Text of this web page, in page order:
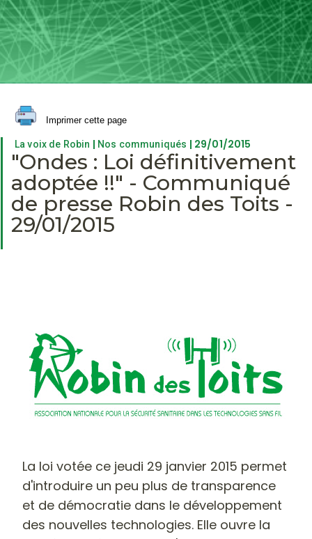
Imprimer cette page
La voix de Robin | Nos communiqués | 29/01/2015
"Ondes : Loi définitivement
adoptée !!" - Communiqué
de presse Robin des Toits -
29/01/2015
La loi votée ce jeudi 29 janvier 2015 permet
d'introduire un peu plus de transparence
et de démocratie dans le développement
des nouvelles technologies. Elle ouvre la